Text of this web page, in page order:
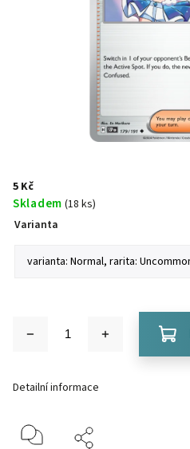
5 Kč
Skladem (18 ks)
Varianta
Detailní informace